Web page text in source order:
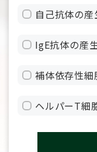
自己抗体の産
IgE抗体の産
補体依存性細
ヘルパーT細